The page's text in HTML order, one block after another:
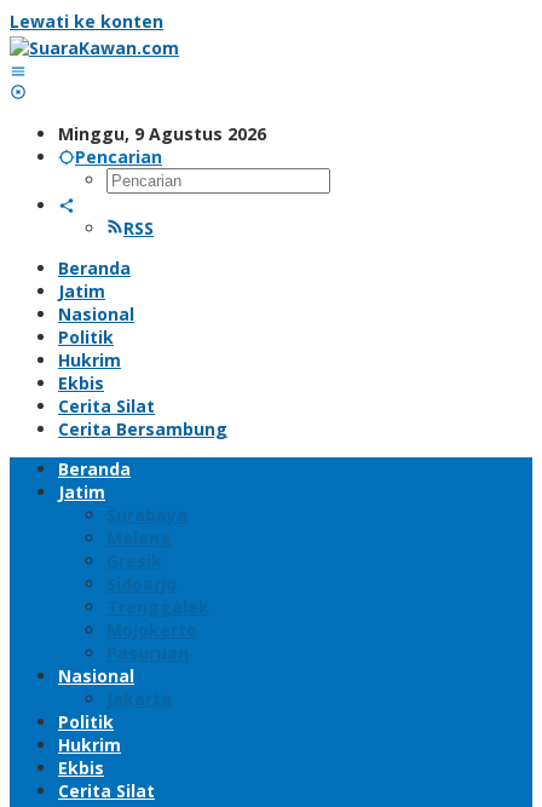
Lewati ke konten
Minggu, 9 Agustus 2026
Pencarian
RSS
Beranda
Jatim
Nasional
Politik
Hukrim
Ekbis
Cerita Silat
Cerita Bersambung
Beranda
Jatim
Surabaya
Malang
Gresik
Sidoarjo
Trenggalek
Mojokerto
Pasuruan
Nasional
Jakarta
Politik
Hukrim
Ekbis
Cerita Silat